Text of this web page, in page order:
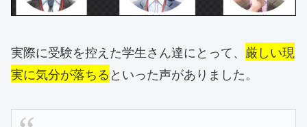
実際に受験を控えた学生さん達にとって、 厳しい現
実に気分が落ちるといった声がありました。